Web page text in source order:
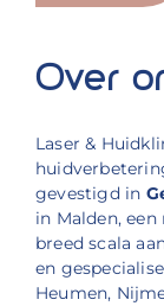
Over
Laser &
gevestigd in
in Malden,
breed scala
en
Heumen,